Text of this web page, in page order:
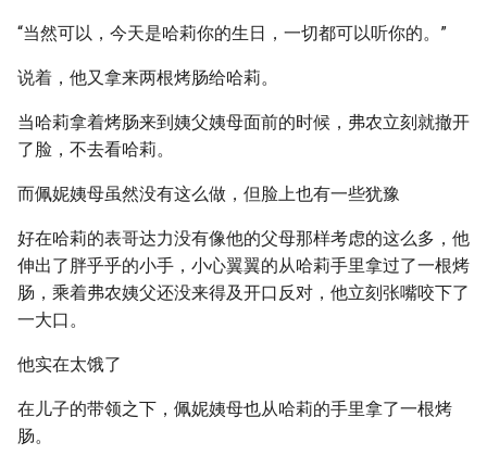
“当然可以，今天是哈莉你的生日，一切都可以听你的。”
说着，他又拿来两根烤肠给哈莉。
当哈莉拿着烤肠来到姨父姨母面前的时候，弗农立刻就撤开
了脸，不去看哈莉。
而佩妮姨母虽然没有这么做，但脸上也有一些犹豫
好在哈莉的表哥达力没有像他的父母那样考虑的这么多，他
伸出了胖乎乎的小手，小心翼翼的从哈莉手里拿过了一根烤
肠，乘着弗农姨父还没来得及开口反对，他立刻张嘴咬下了
一大口。
他实在太饿了
在儿子的带领之下，佩妮姨母也从哈莉的手里拿了一根烤
肠。